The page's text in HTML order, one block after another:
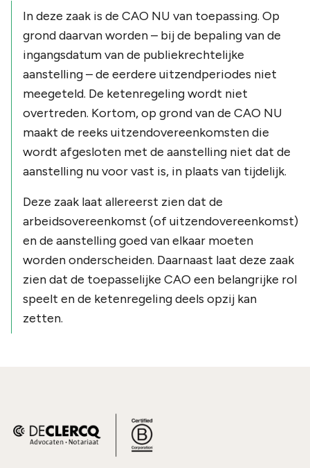
In deze zaak is de CAO NU van toepassing. Op
grond daarvan worden – bij de bepaling van de
ingangsdatum van de publiekrechtelijke
aanstelling – de eerdere uitzendperiodes niet
meegeteld. De ketenregeling wordt niet
overtreden. Kortom, op grond van de CAO NU
maakt de reeks uitzendovereenkomsten die
wordt afgesloten met de aanstelling niet dat de
aanstelling nu voor vast is, in plaats van tijdelijk.
Deze zaak laat allereerst zien dat de
arbeidsovereenkomst (of uitzendovereenkomst)
en de aanstelling goed van elkaar moeten
worden onderscheiden. Daarnaast laat deze zaak
zien dat de toepasselijke CAO een belangrijke rol
speelt en de ketenregeling deels opzij kan
zetten.